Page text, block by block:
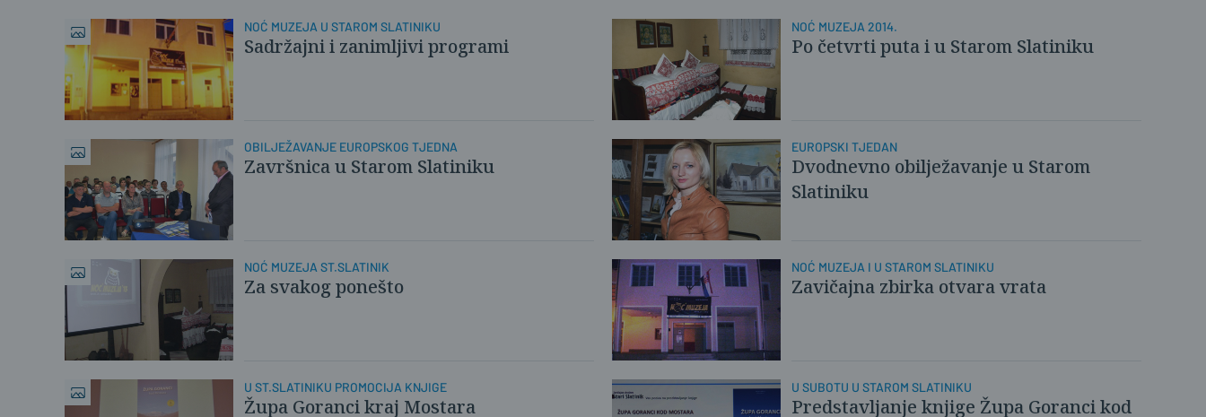
NOĆ MUZEJA U STAROM SLATINIKU
Sadržajni i zanimljivi programi
NOĆ MUZEJA 2014.
Po četvrti puta i u Starom Slatiniku
OBILJEŽAVANJE EUROPSKOG TJEDNA
Završnica u Starom Slatiniku
EUROPSKI TJEDAN
Dvodnevno obilježavanje u Starom
Slatiniku
NOĆ MUZEJA ST.SLATINIK
Za svakog ponešto
NOĆ MUZEJA I U STAROM SLATINIKU
Zavičajna zbirka otvara vrata
U ST.SLATINIKU PROMOCIJA KNJIGE
Župa Goranci kraj Mostara
U SUBOTU U STAROM SLATINIKU
Predstavljanje knjige Župa Goranci kod